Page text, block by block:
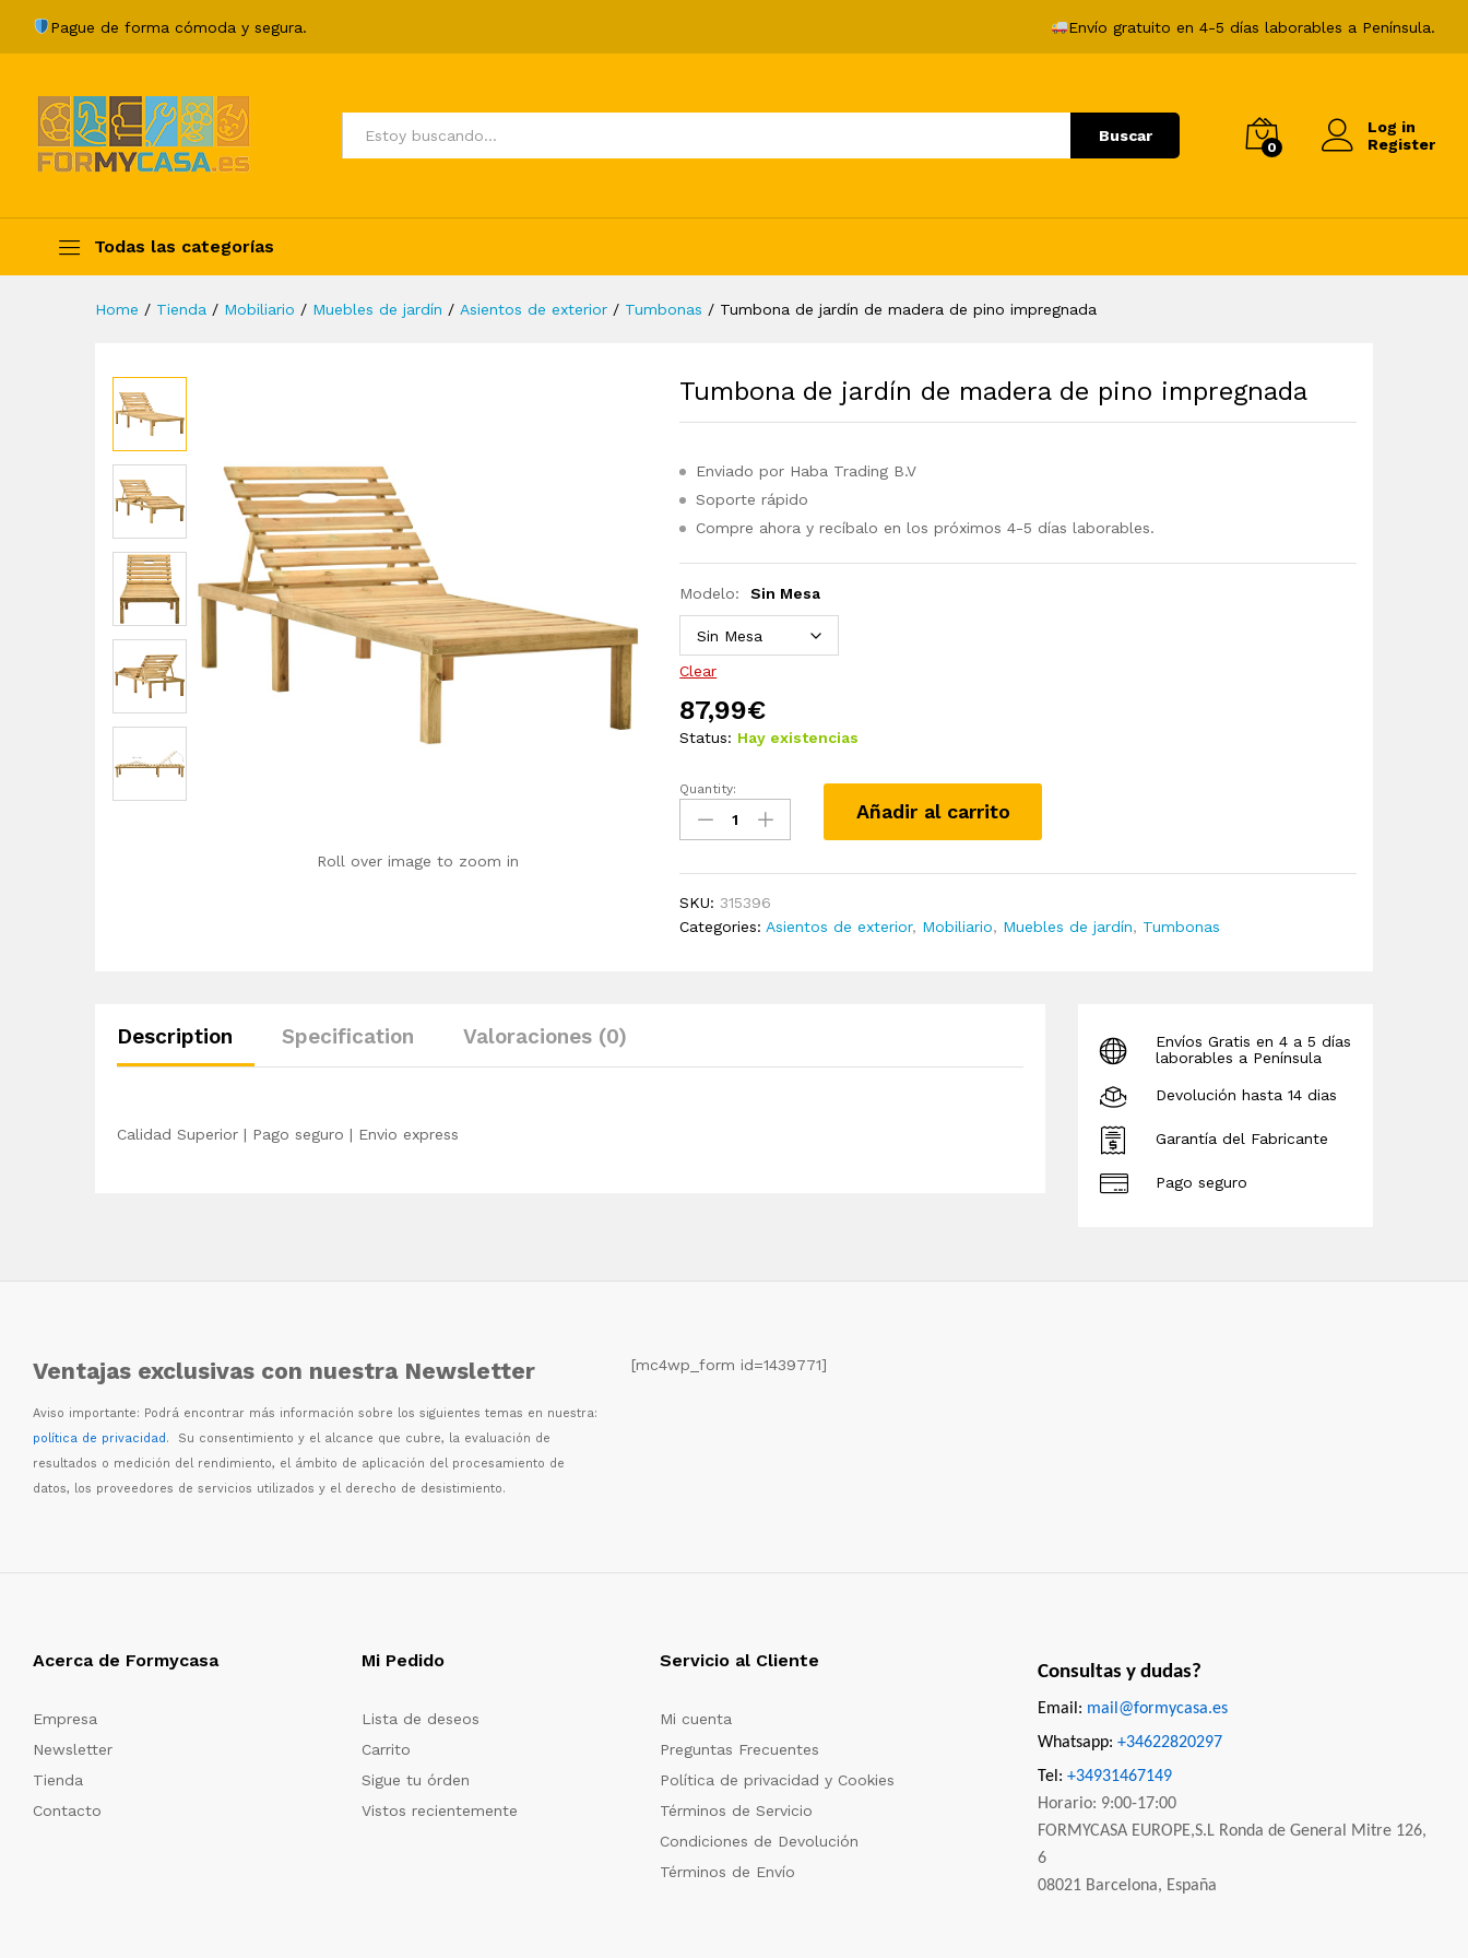
Pague de forma cómoda y segura. Envío gratuito en 4-5 días laborables a Península.
Todos Buscar
0
Log in
Register
Todas las categorías
Producto para mascotas
y animales
Home / Tienda / Mobiliario / Muebles de jardín / Asientos de exterior / Tumbonas / Tumbona de jardín de madera de pino impregnada
Roll over image to zoom in
Tumbona de jardín de madera de pino impregnada
Enviado por Haba Trading B.V
Soporte rápido
Compre ahora y recíbalo en los próximos 4-5 días laborables.
Modelo: Sin Mesa
Clear
87,99€
Status: Hay existencias
Tumbona
jardín
de
pino
Quantity:
Añadir al carrito
SKU:315396
Categories: Asientos de exterior, Mobiliario, Muebles de jardín, Tumbonas
Description Specification Valoraciones (0)
Calidad Superior | Pago seguro | Envio express
Envíos Gratis en 4 a 5 días
laborables a Península
Devolución hasta 14 dias
Garantía del Fabricante
Pago seguro
Ventajas exclusivas con nuestra Newsletter
Aviso importante: Podrá encontrar más información sobre los siguientes temas en nuestra:
política de privacidad. Su consentimiento y el alcance que cubre, la evaluación de
resultados o medición del rendimiento, el ámbito de aplicación del procesamiento de
datos, los proveedores de servicios utilizados y el derecho de desistimiento.
[mc4wp_form id=1439771]
Acerca de Formycasa
Empresa
Newsletter
Tienda
Contacto
Mi Pedido
Lista de deseos
Carrito
Sigue tu órden
Vistos recientemente
Servicio al Cliente
Mi cuenta
Preguntas Frecuentes
Política de privacidad y Cookies
Términos de Servicio
Condiciones de Devolución
Términos de Envío
Consultas y dudas?
Email: mail@formycasa.es
Whatsapp: +34622820297
Tel: +34931467149
Horario: 9:00-17:00
FORMYCASA EUROPE,S.L Ronda de General Mitre 126,
6
08021 Barcelona, España
Description Specification
87,99€ Añadir al carrito